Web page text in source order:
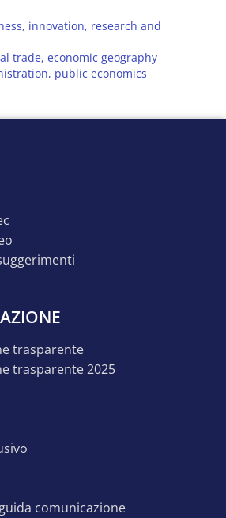
innovation, research and
trade, economic geography
public economics
trasparente
trasparente 2025
comunicazione